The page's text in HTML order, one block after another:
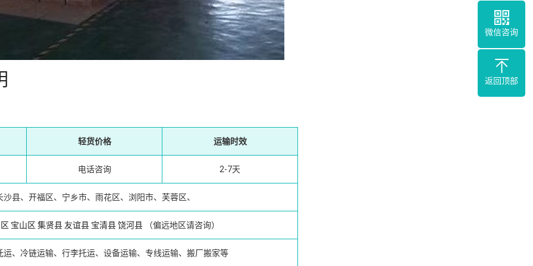
轻货价格 运输时效
电话咨询 2-7天
县、开福区、宁乡市、雨花区、浏阳市、芙蓉区、
宝山区 集贤县 友谊县 宝清县饶河县 （偏远地区请咨询）
、冷链运输、行李托运、设备运输、专线运输、搬厂搬家等
微信咨询
返回顶部